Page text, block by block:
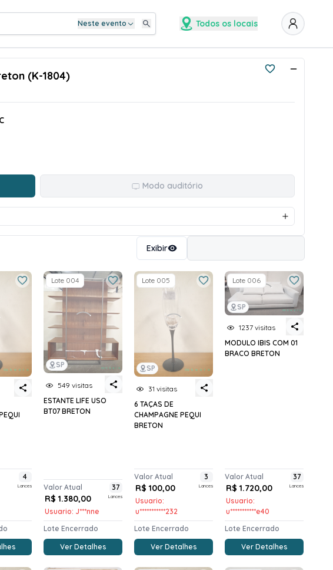
Neste evento Todos os locais
(K-1804)
Modo auditório
Exibir
4
Lances
SP
Lote 004
549 visitas
ESTANTE LIFE USO
BT07 BRETON
Valor Atual
R$ 1.380,00
Usuario: J***nne
37
Lances
Lote Encerrado
Ver Detalhes
SP
Lote 005
31 visitas
6 TAÇAS DE
CHAMPAGNE PEQUI
BRETON
Valor Atual
R$ 100,00
Usuario:
u***********232
3
Lances
Lote Encerrado
Ver Detalhes
SP
Lote 006
1237 visitas
MODULO IBIS COM 01
BRACO BRETON
Valor Atual
R$ 1.720,00
Usuario:
u***********e40
37
Lances
Lote Encerrado
Ver Detalhes